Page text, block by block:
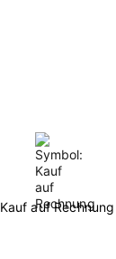
Kauf auf Rechnung